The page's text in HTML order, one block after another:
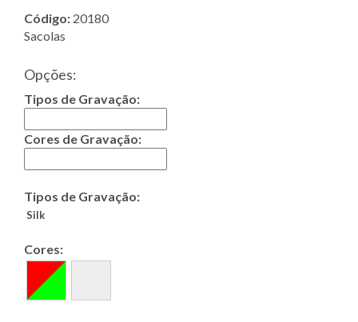
Código: 20180
Sacolas
Opções:
Tipos de Gravação:
Cores de Gravação:
Tipos de Gravação:
Silk
Cores: